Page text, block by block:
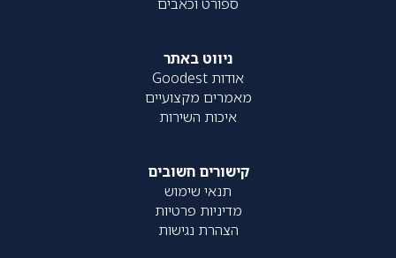
ניווט באתר
אודות Goodest
מאמרים מקצועיים
איכות השירות
קישורים חשובים
תנאי שימוש
מדיניות פרטיות
הצהרת נגישות